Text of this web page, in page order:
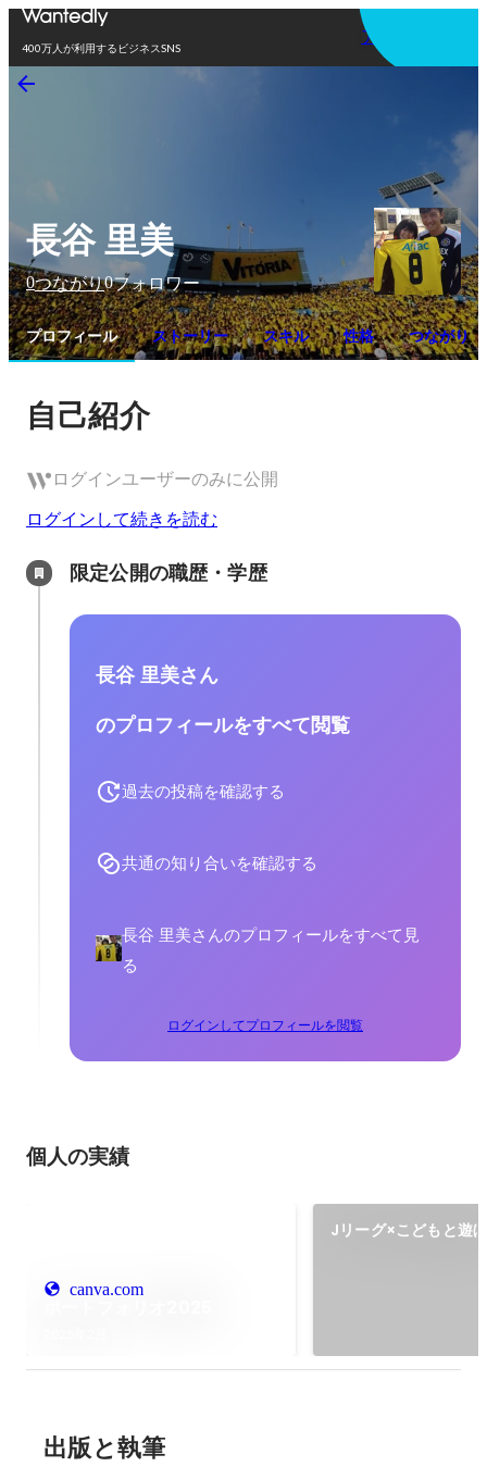
400万人が利用するビジネスSNS
アプリを使う
長谷 里美
0つながり0フォロワー
プロフィール ストーリー スキル 性格 つながり
自己紹介
ログインユーザーのみに公開
ログインして続きを読む
限定公開の職歴・学歴
長谷 里美さん
のプロフィールをすべて閲覧
過去の投稿を確認する
共通の知り合いを確認する
長谷 里美さんのプロフィールをすべて見
る
ログインしてプロフィールを閲覧
個人の実績
canva.com
Jリーグ×こどもと遊
出版と執筆